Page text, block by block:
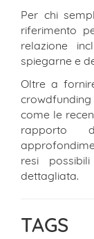
Per chi
riferimento
relazione
spiegarne e
Oltre a
come le
rapporto
resi
dettagliata.
TAGS